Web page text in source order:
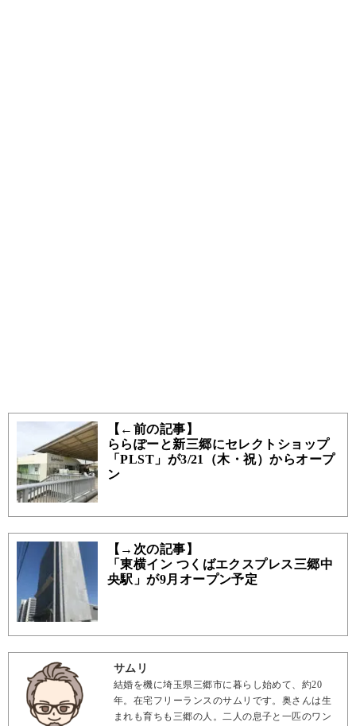
【←前の記事】
ららぽーと新三郷にセレクトショップ
「PLST」が3/21（木・祝）からオープ
ン
【→次の記事】
「東横イン つくばエクスプレス三郷中
央駅」が9月オープン予定
サムリ
結婚を機に埼玉県三郷市に暮らし始めて、約20
年。在宅フリーランスのサムリです。奥さんは生
まれも育ちも三郷の人。二人の息子と一匹のワン